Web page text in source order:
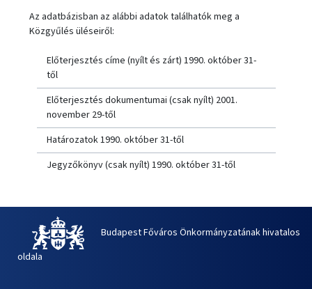
Az adatbázisban az alábbi adatok találhatók meg a
Közgyűlés üléseiről:
Előterjesztés címe (nyílt és zárt) 1990. október 31-
től
Előterjesztés dokumentumai (csak nyílt) 2001.
november 29-től
Határozatok 1990. október 31-től
Jegyzőkönyv (csak nyílt) 1990. október 31-től
Budapest Főváros Önkormányzatának hivatalos
oldala